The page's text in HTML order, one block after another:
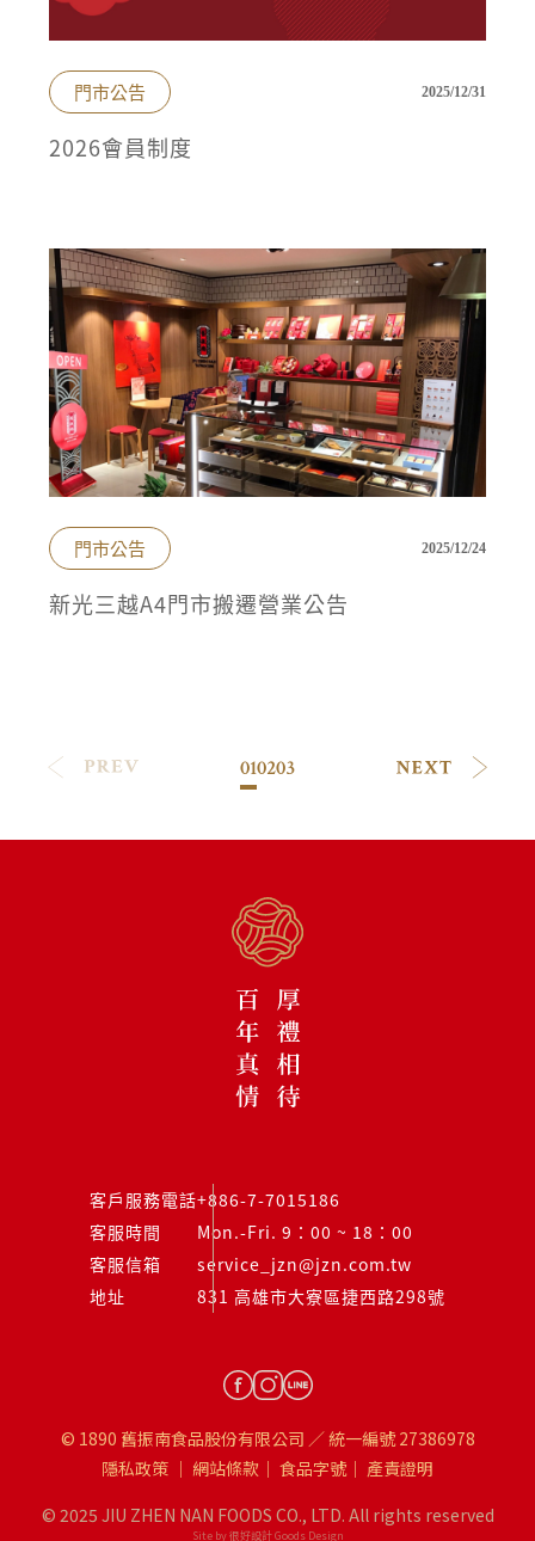
門市公告 2025/12/31
2026會員制度
門市公告 2025/12/24
新光三越A4門市搬遷營業公告
010203
客戶服務電話+886-7-7015186
客服時間
Mon.-Fri. 9：00 ~ 18：00
客服信箱
service_jzn@jzn.com.tw
地址
831 高雄市大寮區捷西路298號
© 1890 舊振南食品股份有限公司 ／ 統一編號 27386978
隱私政策 ｜ 網站條款 ｜ 食品字號｜ 產責證明
© 2025 JIU ZHEN NAN FOODS CO., LTD. All rights reserved
Site by 很好設計 Goods Design